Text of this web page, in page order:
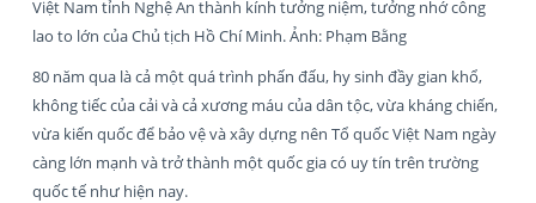
Việt Nam tỉnh Nghệ An thành kính tưởng niệm, tưởng nhớ công
lao to lớn của Chủ tịch Hồ Chí Minh. Ảnh: Phạm Bằng
80 năm qua là cả một quá trình phấn đấu, hy sinh đầy gian khổ,
không tiếc của cải và cả xương máu của dân tộc, vừa kháng chiến,
vừa kiến quốc để bảo vệ và xây dựng nên Tổ quốc Việt Nam ngày
càng lớn mạnh và trở thành một quốc gia có uy tín trên trường
quốc tế như hiện nay.